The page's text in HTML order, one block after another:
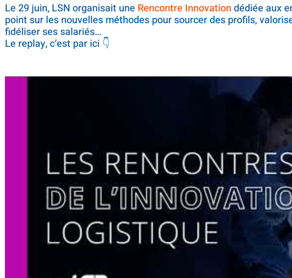
Le 29 juin, LSN organisait une Rencontre Innovation dédiée aux
point sur les nouvelles méthodes pour sourcer des profils,
fidéliser ses salariés…
Le replay, c’est par ici 👇